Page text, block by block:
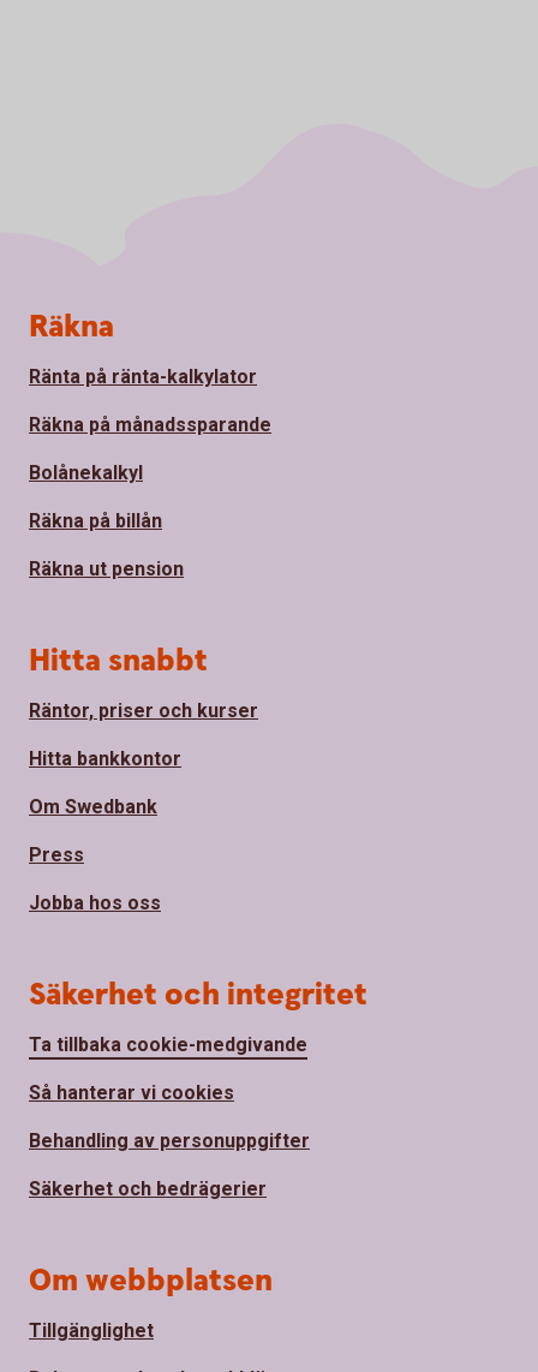
Sidfot
Räkna
Ränta på ränta-kalkylator
Räkna på månadssparande
Bolånekalkyl
Räkna på billån
Räkna ut pension
Hitta snabbt
Räntor, priser och kurser
Hitta bankkontor
Om Swedbank
Press
Jobba hos oss
Säkerhet och integritet
Ta tillbaka cookie-medgivande
Så hanterar vi cookies
Behandling av personuppgifter
Säkerhet och bedrägerier
Om webbplatsen
Tillgänglighet